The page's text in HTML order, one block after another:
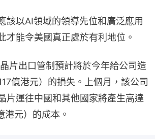
該以AI領域的領導先位和廣泛應用
才能令美國真正處於有利地位。
片出口管制預計將於今年給公司造
億港元）的損失。上個月，該公司
片運往中國和其他國家將產生高達
元）的成本。